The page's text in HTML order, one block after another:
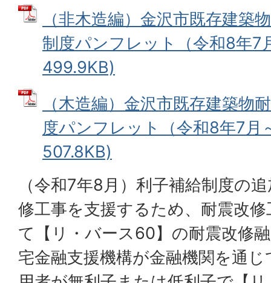
（非木造編）金沢市既存建築
制度パンフレット（令和8年7
499.9KB)
（木造編）金沢市既存建築物
度パンフレット（令和8年7月
507.8KB)
（令和7年8月）利子補給制度の
修工事を支援するため、耐震改
て【リ・バース60】の耐震改修
宅金融支援機構が金融機関を通